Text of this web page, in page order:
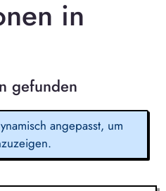
in
gefunden
angepasst, um